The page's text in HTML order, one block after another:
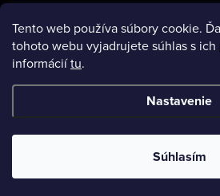
Tento web používa súbory cookie.
tohoto webu vyjadrujete súhlas s
informáciítu.
Nastavenie
Súhlasím
Ochrana osobných údajov
O našich materiáloch
nastavenie